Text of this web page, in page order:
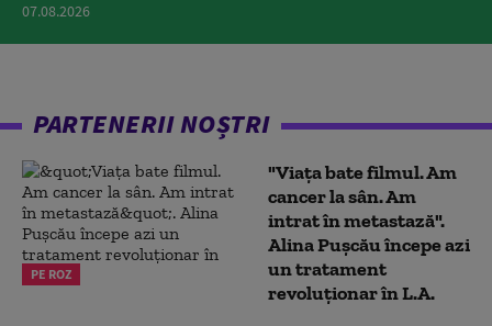
07.08.2026
PARTENERII NOȘTRI
PE ROZ
"Viața bate filmul. Am
cancer la sân. Am
intrat în metastază".
Alina Pușcău începe azi
un tratament
revoluționar în L.A.